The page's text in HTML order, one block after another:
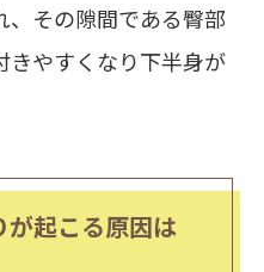
、その隙間である臀部
きやすくなり下半身が
が起こる原因は